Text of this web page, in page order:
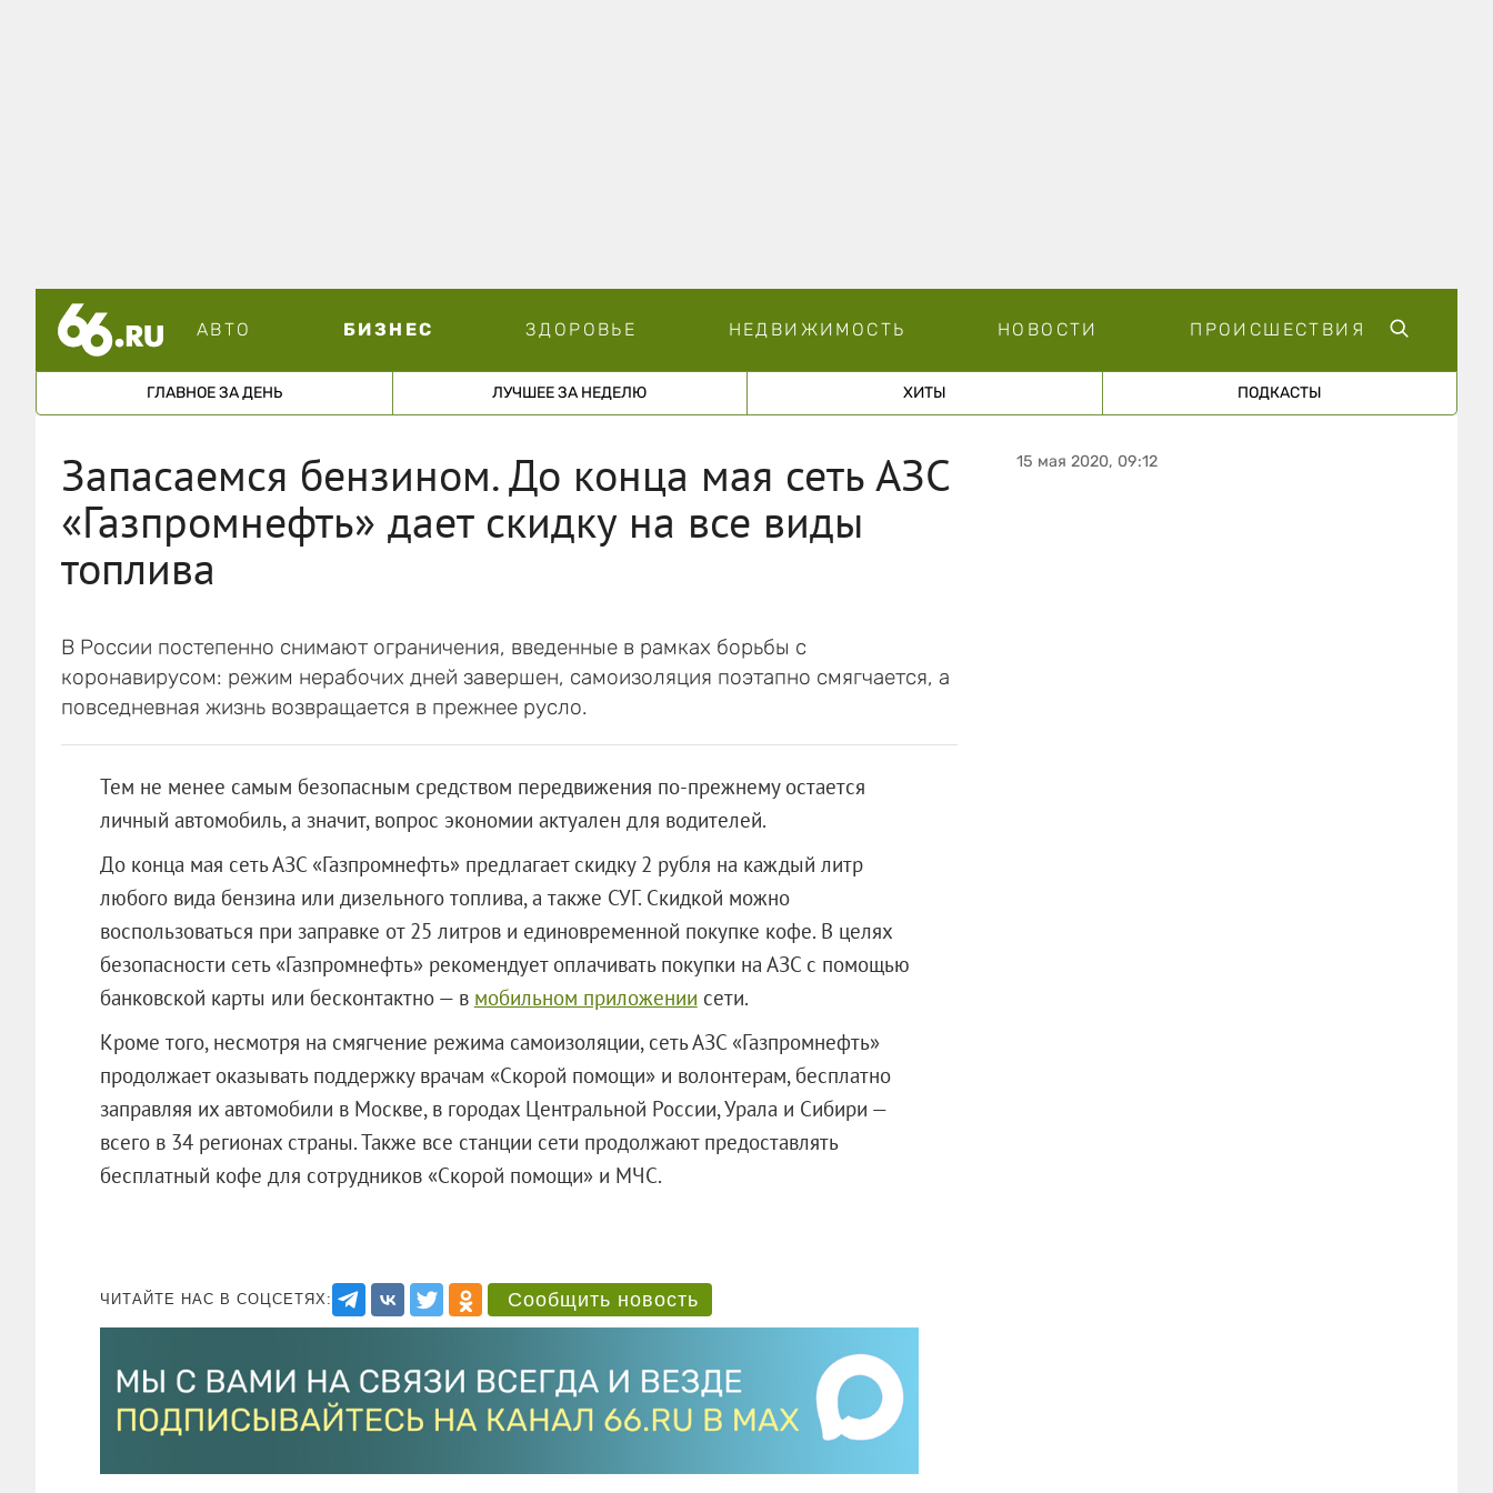
АВТО БИЗНЕС ЗДОРОВЬЕ НЕДВИЖИМОСТЬ НОВОСТИ ПРОИСШЕСТВИЯ
ГЛАВНОЕ ЗА ДЕНЬ ЛУЧШЕЕ ЗА НЕДЕЛЮ ХИТЫ ПОДКАСТЫ
Запасаемся бензином. До конца мая сеть АЗС
«Газпромнефть» дает скидку на все виды
топлива
В России постепенно снимают ограничения, введенные в рамках борьбы с
коронавирусом: режим нерабочих дней завершен, самоизоляция поэтапно смягчается, а
повседневная жизнь возвращается в прежнее русло.
Тем не менее самым безопасным средством передвижения по-прежнему остается
личный автомобиль, а значит, вопрос экономии актуален для водителей.
До конца мая сеть АЗС «Газпромнефть» предлагает скидку 2 рубля на каждый литр
любого вида бензина или дизельного топлива, а также СУГ. Скидкой можно
воспользоваться при заправке от 25 литров и единовременной покупке кофе. В целях
безопасности сеть «Газпромнефть» рекомендует оплачивать покупки на АЗС с помощью
банковской карты или бесконтактно — в мобильном приложении сети.
Кроме того, несмотря на смягчение режима самоизоляции, сеть АЗС «Газпромнефть»
продолжает оказывать поддержку врачам «Скорой помощи» и волонтерам, бесплатно
заправляя их автомобили в Москве, в городах Центральной России, Урала и Сибири —
всего в 34 регионах страны. Также все станции сети продолжают предоставлять
бесплатный кофе для сотрудников «Скорой помощи» и МЧС.
ЧИТАЙТЕ НАС В СОЦСЕТЯХ: Сообщить новость
15 мая 2020, 09:12